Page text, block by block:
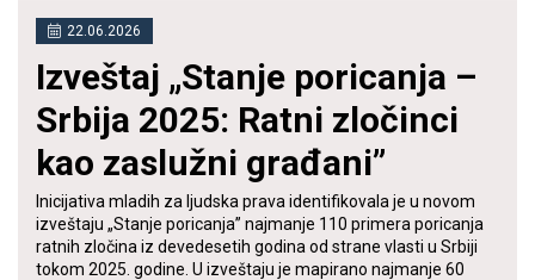
22.06.2026
Izveštaj „Stanje poricanja –
Srbija 2025: Ratni zločinci
kao zaslužni građani”
Inicijativa mladih za ljudska prava identifikovala je u novom
izveštaju „Stanje poricanja” najmanje 110 primera poricanja
ratnih zločina iz devedesetih godina od strane vlasti u Srbiji
tokom 2025. godine. U izveštaju je mapirano najmanje 60